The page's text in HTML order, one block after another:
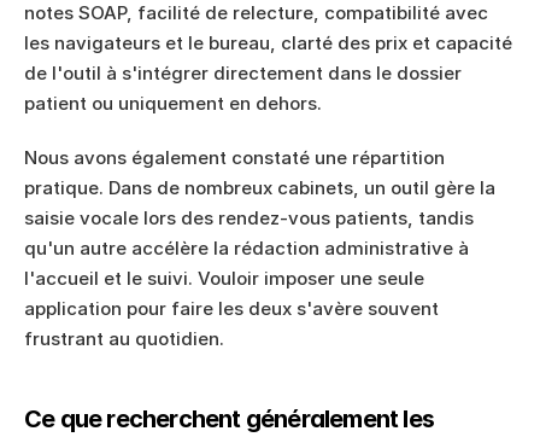
notes SOAP, facilité de relecture, compatibilité avec
les navigateurs et le bureau, clarté des prix et capacité
de l'outil à s'intégrer directement dans le dossier
patient ou uniquement en dehors.
Nous avons également constaté une répartition
pratique. Dans de nombreux cabinets, un outil gère la
saisie vocale lors des rendez-vous patients, tandis
qu'un autre accélère la rédaction administrative à
l'accueil et le suivi. Vouloir imposer une seule
application pour faire les deux s'avère souvent
frustrant au quotidien.
Ce que recherchent généralement les